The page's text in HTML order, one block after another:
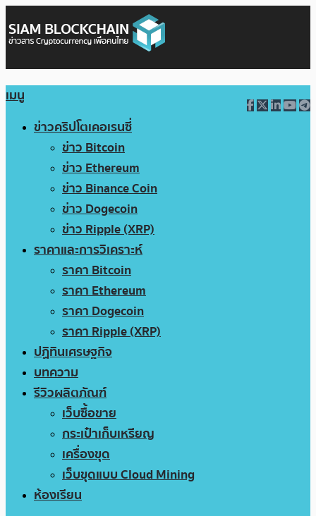
เมนู
ข่าวคริปโตเคอเรนซี่
ข่าว Bitcoin
ข่าว Ethereum
ข่าว Binance Coin
ข่าว Dogecoin
ข่าว Ripple (XRP)
ราคาและการวิเคราะห์
ราคา Bitcoin
ราคา Ethereum
ราคา Dogecoin
ราคา Ripple (XRP)
ปฏิทินเศรษฐกิจ
บทความ
รีวิวผลิตภัณฑ์
เว็บซื้อขาย
กระเป๋าเก็บเหรียญ
เครื่องขุด
เว็บขุดแบบ Cloud Mining
ห้องเรียน